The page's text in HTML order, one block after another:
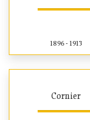
1896 - 1913
Cornier